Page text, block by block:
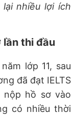
nhiều lợi ích
lần thi đầu
lớp 11, sau
đã đạt IELTS
nộp hồ sơ vào
có nhiều thời